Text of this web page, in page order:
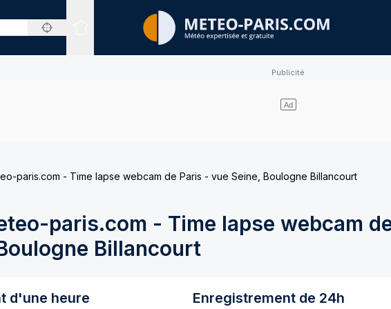
Sites expertisés
paris.com - Time lapse webcam de Paris - vue Seine, Boulogne Billancourt
paris.com - Time lapse webcam
Billancourt
d'une heure Enregistrement de 24h